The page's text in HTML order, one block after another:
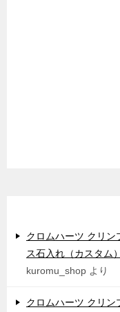
クロムハーツ クリン
ス石入れ（カスタム
kuromu_shop より
クロムハーツ クリン